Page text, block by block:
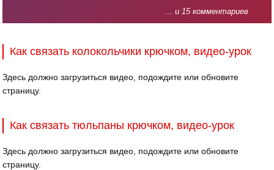
... и 15 комментариев
Как связать колокольчики крючком, видео-урок
Здесь должно загрузиться видео, подождите или обновите
страницу.
Как связать тюльпаны крючком, видео-урок
Здесь должно загрузиться видео, подождите или обновите
страницу.